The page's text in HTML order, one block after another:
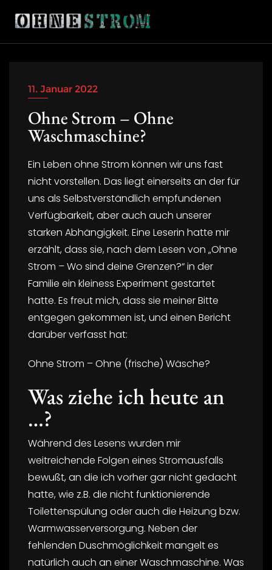
content
INSTAGRAM
11. Januar 2022
Ohne Strom – Ohne
Waschmaschine?
Ein Leben ohne Strom können wir uns fast
nicht vorstellen. Das liegt einerseits an der für
uns als Selbstverständlich empfundenen
Verfügbarkeit, aber auch auch unserer
starken Abhängigkeit. Eine Leserin hatte mir
erzählt, dass sie, nach dem Lesen von „Ohne
Strom – Wo sind deine Grenzen?“ in der
Familie ein kleiness Experiment gestartet
hatte. Es freut mich, dass sie meiner Bitte
entgegen gekommen ist, und einen Bericht
darüber verfasst hat:
Ohne Strom – Ohne (frische) Wäsche?
Was ziehe ich heute an
…?
Während des Lesens wurden mir
weitreichende Folgen eines Stromausfalls
bewußt, an die ich vorher gar nicht gedacht
hatte, wie z.B. die nicht funktionierende
Toilettenspülung oder auch die Heizung bzw.
Warmwasserversorgung. Neben der
fehlenden Duschmöglichkeit mangelt es
natürlich auch an einer Waschmaschine. Was